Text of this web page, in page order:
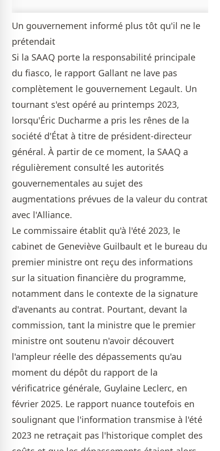
Un gouvernement informé plus tôt qu'il ne le
prétendait
Si la SAAQ porte la responsabilité principale
du fiasco, le rapport Gallant ne lave pas
complètement le gouvernement Legault. Un
tournant s'est opéré au printemps 2023,
lorsqu'Éric Ducharme a pris les rênes de la
société d'État à titre de président-directeur
général. À partir de ce moment, la SAAQ a
régulièrement consulté les autorités
gouvernementales au sujet des
augmentations prévues de la valeur du contrat
avec l'Alliance.
Le commissaire établit qu'à l'été 2023, le
cabinet de Geneviève Guilbault et le bureau du
premier ministre ont reçu des informations
sur la situation financière du programme,
notamment dans le contexte de la signature
d'avenants au contrat. Pourtant, devant la
commission, tant la ministre que le premier
ministre ont soutenu n'avoir découvert
l'ampleur réelle des dépassements qu'au
moment du dépôt du rapport de la
vérificatrice générale, Guylaine Leclerc, en
février 2025. Le rapport nuance toutefois en
soulignant que l'information transmise à l'été
2023 ne retraçait pas l'historique complet des